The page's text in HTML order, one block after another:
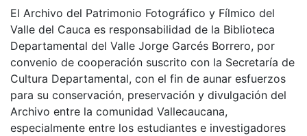
El Archivo del Patrimonio Fotográfico y Fílmico del
Valle del Cauca es responsabilidad de la Biblioteca
Departamental del Valle Jorge Garcés Borrero, por
convenio de cooperación suscrito con la Secretaría de
Cultura Departamental, con el fin de aunar esfuerzos
para su conservación, preservación y divulgación del
Archivo entre la comunidad Vallecaucana,
especialmente entre los estudiantes e investigadores